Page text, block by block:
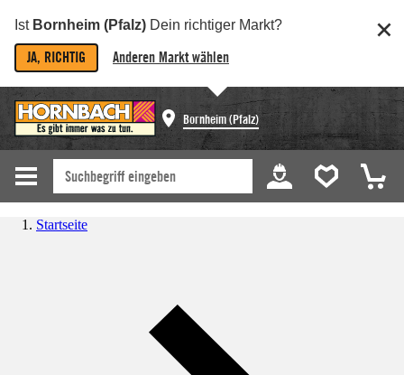
Ist Bornheim (Pfalz) Dein richtiger Markt?
JA, RICHTIG Anderen Markt wählen
Bornheim (Pfalz)
Startseite